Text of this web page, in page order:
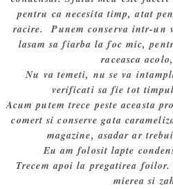
pentru ca necesita timp, atat
racire. Punem conserva intr-un
lasam sa fiarba la foc mic,
raceasca
Nu va temeti, nu se va
verificati sa fie tot
Acum putem trece peste aceasta
comert si conserve gata
magazine, asadar ar
Eu am folosit lapte
Trecem apoi la pregatirea
mierea si